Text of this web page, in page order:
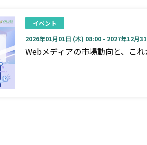
イベント
2026年01月01日 (木) 08:00 - 2027年12月
Webメディアの市場動向と、こ